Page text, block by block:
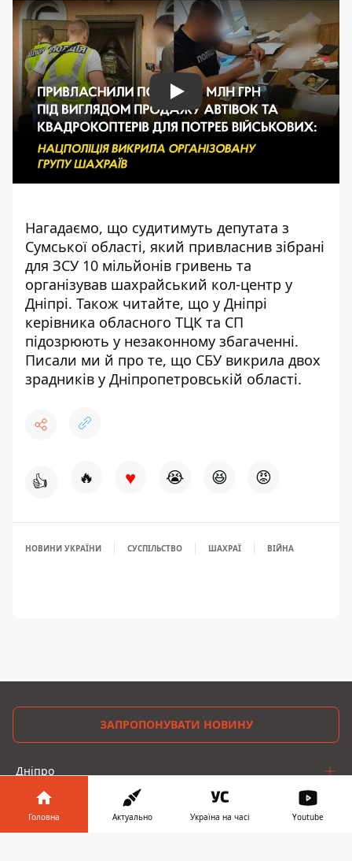
Play
Нагадаємо, що судитимуть депутата з
Сумської області, який привласнив зібрані
для ЗСУ 10 мільйонів гривень та
організував шахрайський кол-центр у
Дніпрі. Також читайте, що у Дніпрі
керівника обласного ТЦК та СП
підозрюють у незаконному збагаченні.
Писали ми й про те, що СБУ викрила двох
зрадників у Дніпропетровській області.
👍 🔥 ♥ 😭 😆 😡
НОВИНИ УКРАЇНИ СУСПІЛЬСТВО ШАХРАЇ ВІЙНА
ЗАПРОПОНУВАТИ НОВИНУ
Дніпро
Область
Україна
Головна Актуально Україна на часі Youtube